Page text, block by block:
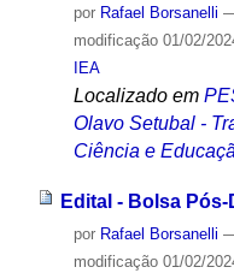
por Rafael Borsanelli
modificação01/02/
IEA
Localizado em
Olavo Setubal -
Ciência e
Edital - Bolsa Pós-
por Rafael Borsanelli
modificação01/02/